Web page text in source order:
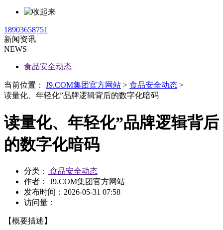
18903658751
新闻资讯
NEWS
食品安全动态
当前位置： J9.COM集团官方网站 > 食品安全动态 >
读量化、年轻化”品牌逻辑背后的数字化暗码
读量化、年轻化”品牌逻辑背后
的数字化暗码
分类：
食品安全动态
作者： J9.COM集团官方网站
发布时间： 2026-05-31 07:58
访问量：
【概要描述】